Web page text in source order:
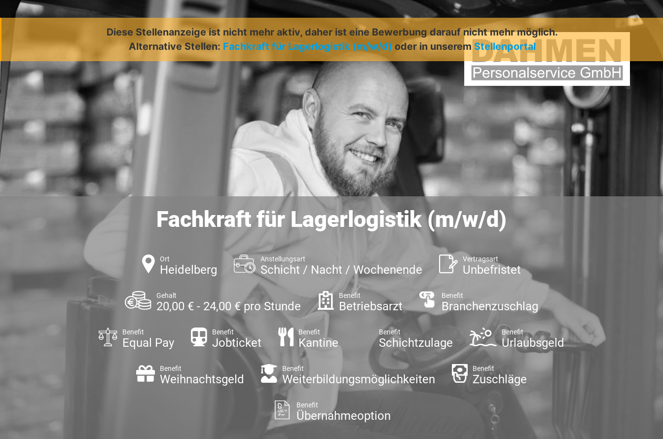
Diese Stellenanzeige ist nicht mehr aktiv, daher ist eine Bewerbung darauf nicht mehr möglich.
Alternative Stellen: Fachkraft für Lagerlogistik (m/w/d) oder in unserem Stellenportal
Fachkraft für Lagerlogistik (m/w/d)
Ort
Heidelberg
Anstellungsart
Schicht / Nacht / Wochenende
Vertragsart
Unbefristet
Gehalt
20,00 € - 24,00 € pro Stunde
Benefit
Betriebsarzt
Benefit
Branchenzuschlag
Benefit
Equal Pay
Benefit
Jobticket
Benefit
Kantine
Benefit
Schichtzulage
Benefit
Urlaubsgeld
Benefit
Weihnachtsgeld
Benefit
Weiterbildungsmöglichkeiten
Benefit
Zuschläge
Benefit
Übernahmeoption